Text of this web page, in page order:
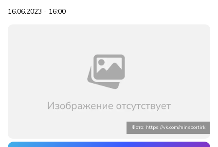
16.06.2023 - 16:00
Фото: https://vk.com/minsportirk